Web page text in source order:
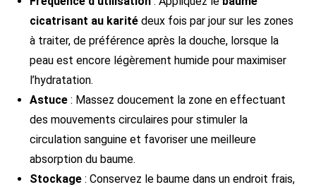
cicatrisant au karité deux fois par jour sur les zones
à traiter, de préférence après la douche, lorsque la
peau est encore légèrement humide pour maximiser
l’hydratation.
Astuce : Massez doucement la zone en effectuant
des mouvements circulaires pour stimuler la
circulation sanguine et favoriser une meilleure
absorption du baume.
Stockage : Conservez le baume dans un endroit frais,